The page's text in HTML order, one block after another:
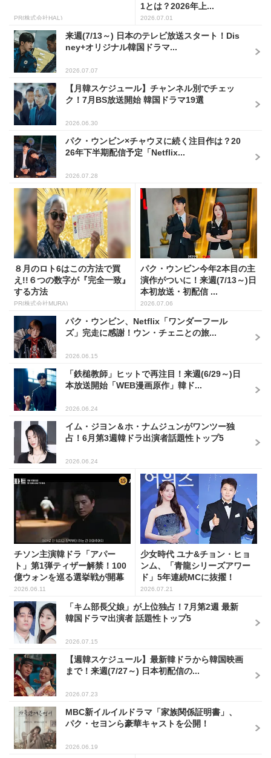
PR(株式会社HAL)
1とは？2026年上...
2026.07.01
来週(7/13～) 日本のテレビ放送スタート！Dis
ney+オリジナル韓国ドラマ...
2026.07.07
【月韓スケジュール】チャンネル別でチェッ
ク！7月BS放送開始 韓国ドラマ19選
2026.06.30
パク・ウンビン×チャウヌに続く注目作は？20
26年下半期配信予定「Netflix...
2026.07.28
８月のロト6はこの方法で買
え!!６つの数字が『完全一致』
する方法
PR(株式会社MURA)
パク・ウンビン今年2本目の主
演作がついに！来週(7/13～)日
本初放送・初配信 ...
2026.07.06
パク・ウンビン、Netflix「ワンダーフール
ズ」完走に感謝！ウン・チェニとの旅...
2026.06.15
「鉄槌教師」ヒットで再注目！来週(6/29～)日
本放送開始「WEB漫画原作」韓ド...
2026.06.24
イム・ジヨン＆ホ・ナムジュンがワンツー独
占！6月第3週韓ドラ出演者話題性トップ5
2026.06.24
チソン主演韓ドラ「アパー
ト」第1弾ティザー解禁！100
億ウォンを巡る選挙戦が開幕
2026.06.11
少女時代 ユナ&チョン・ヒョ
ンム、「青龍シリーズアワー
ド」5年連続MCに抜擢！
2026.07.21
「キム部長父娘」が上位独占！7月第2週 最新
韓国ドラマ出演者 話題性トップ5
2026.07.15
【週韓スケジュール】最新韓ドラから韓国映画
まで！来週(7/27～) 日本初配信の...
2026.07.23
MBC新イルイルドラマ「家族関係証明書」、
パク・セヨンら豪華キャストを公開！
2026.06.19